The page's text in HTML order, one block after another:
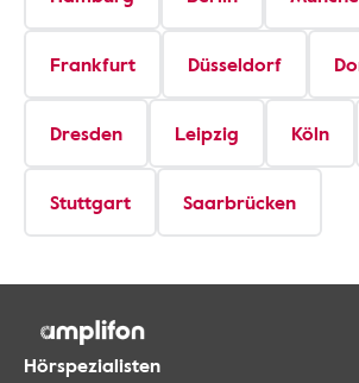
Frankfurt Düsseldorf
Dresden Leipzig Köln
Stuttgart Saarbrücken
Hörspezialisten